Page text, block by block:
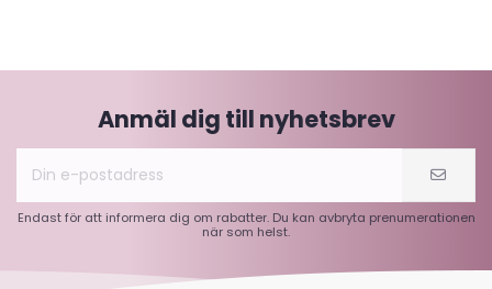
Anmäl dig till nyhetsbrev
Endast för att informera dig om rabatter. Du kan avbryta prenumerationen
när som helst.